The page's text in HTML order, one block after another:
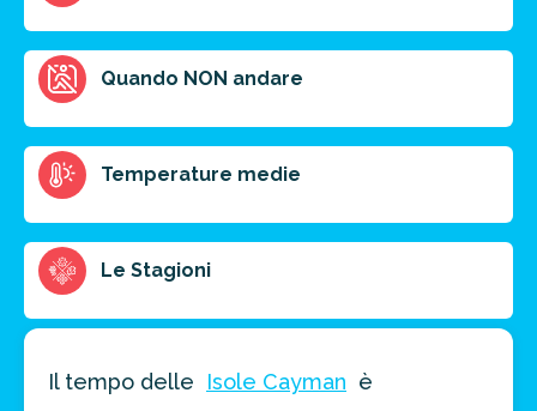
prossima destinazione di viaggio.
FAI PREVENTIVO
Quando NON andare
Temperature medie
Le Stagioni
Il tempo delle Isole Cayman è